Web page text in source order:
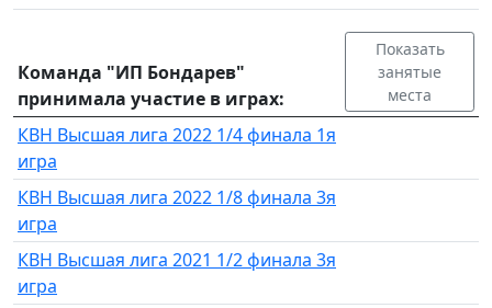
Команда "ИП Бондарев"
принимала участие в играх:
Показать
занятые
места
КВН Высшая лига 2022 1/4 финала 1я
игра
КВН Высшая лига 2022 1/8 финала 3я
игра
КВН Высшая лига 2021 1/2 финала 3я
игра